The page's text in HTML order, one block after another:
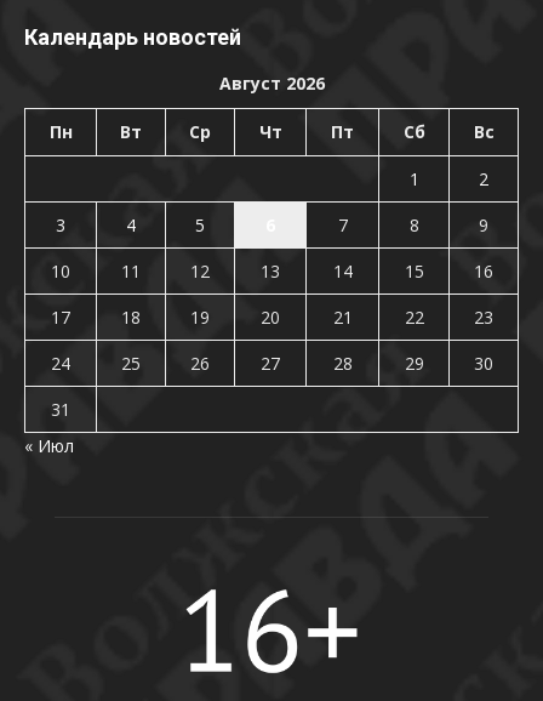
Календарь новостей
Август 2026
Пн Вт Ср Чт Пт Сб Вс
1
2
3
4 5 7 8
9
10
11 12 13 14 15
16
17
18 19 20 21 22
23
24
25 26 27 28 29
30
31
« Июл